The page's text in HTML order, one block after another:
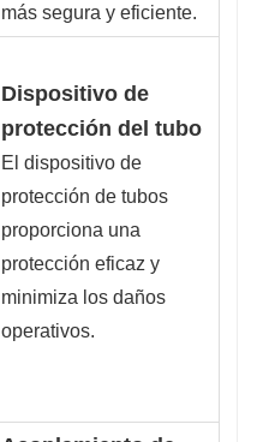
más segura y eficiente.
Dispositivo de
protección del tubo
El dispositivo de
protección de tubos
proporciona una
protección eficaz y
minimiza los daños
operativos.